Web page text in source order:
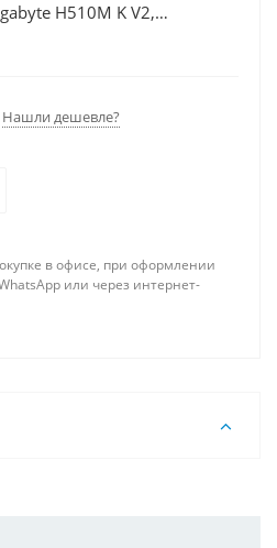
H510M K V2,
Память DDR4 16Gb,
Нашли дешевле?
в офисе, при оформлении
или через интернет-